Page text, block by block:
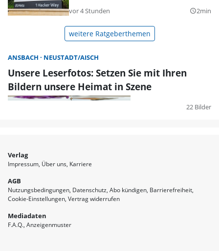
vor 4 Stunden query_builder2min
weitere Ratgeberthemen
ANSBACH NEUSTADT/AISCH
Unsere Leserfotos: Setzen Sie mit Ihren
Bildern unsere Heimat in Szene
22 Bilder
Verlag
Impressum Über uns Karriere
AGB
Nutzungsbedingungen Datenschutz Abo kündigen Barrierefreiheit
Cookie-Einstellungen Vertrag widerrufen
Mediadaten
F.A.Q. Anzeigenmuster